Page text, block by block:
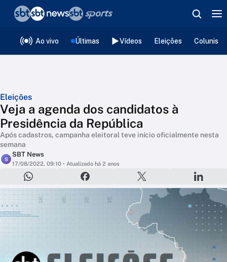
Ao vivo Últimas Vídeos Eleições
Eleições
Veja a agenda dos candidatos à
Presidência da República
Após cadastros, campanha eleitoral teve início oficialmente nesta
semana
S
SBT News
17/08/2022, 09:10 • Atualizado há 2 anos
❮voltar
Editorias